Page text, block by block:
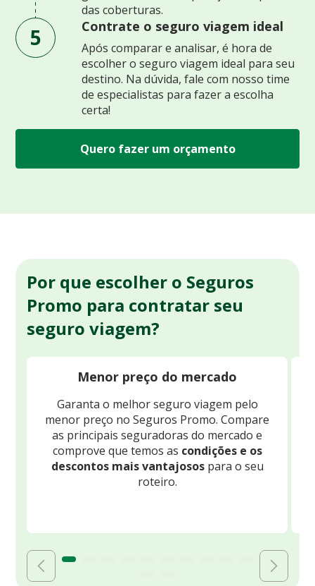
das coberturas.
5 Contrate o seguro viagem ideal
Após comparar e analisar, é hora de
escolher o seguro viagem ideal para seu
destino. Na dúvida, fale com nosso time
de especialistas para fazer a escolha
certa!
Quero fazer um orçamento
Por que escolher o Seguros
Promo para contratar seu
seguro viagem?
Menor preço do mercado
Garanta o melhor seguro viagem pelo
menor preço no Seguros Promo. Compare
as principais seguradoras do mercado e
comprove que temos as condições e os
descontos mais vantajosospara o seu
roteiro.